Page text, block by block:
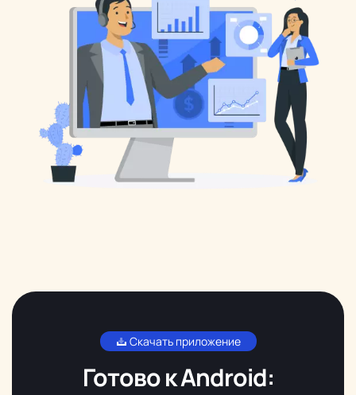
Скачать приложение
Готово к Android: